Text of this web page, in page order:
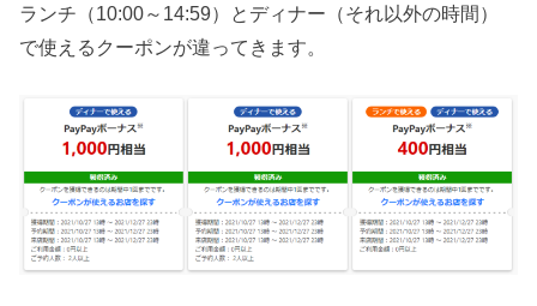
ランチ（10:00～14:59）とディナー（それ以外の時間）
で使えるクーポンが違ってきます。